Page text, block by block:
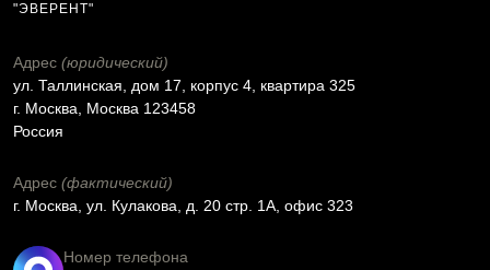
"ЭВЕРЕНТ"
Адрес (юридический)
ул. Таллинская, дом 17, корпус 4, квартира 325
г. Москва, Москва 123458
Россия
Адрес (фактический)
г. Москва, ул. Кулакова, д. 20 стр. 1А, офис 323
Номер телефона